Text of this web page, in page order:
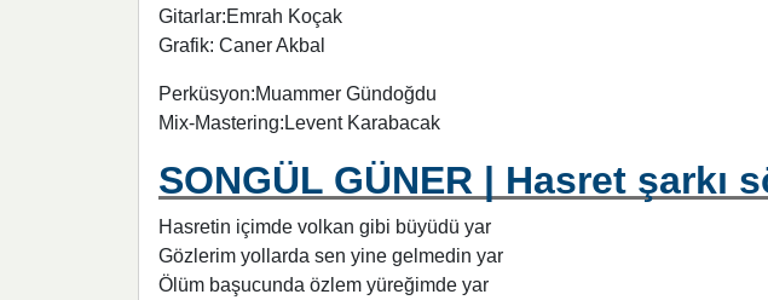
Gitarlar:Emrah Koçak
Grafik: Caner Akbal
Perküsyon:Muammer Gündoğdu
Mix-Mastering:Levent Karabacak
SONGÜL GÜNER | Hasret şarkı
Hasretin içimde volkan gibi büyüdü yar
Gözlerim yollarda sen yine gelmedin yar
Ölüm başucunda özlem yüreğimde yar